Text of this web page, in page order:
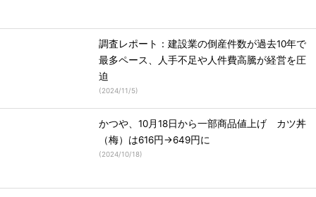
調査レポート：建設業の倒産件数が過去10年で
最多ペース、人手不足や人件費高騰が経営を圧
迫
(2024/11/5)
かつや、10月18日から一部商品値上げ カツ丼
（梅）は616円→649円に
(2024/10/18)